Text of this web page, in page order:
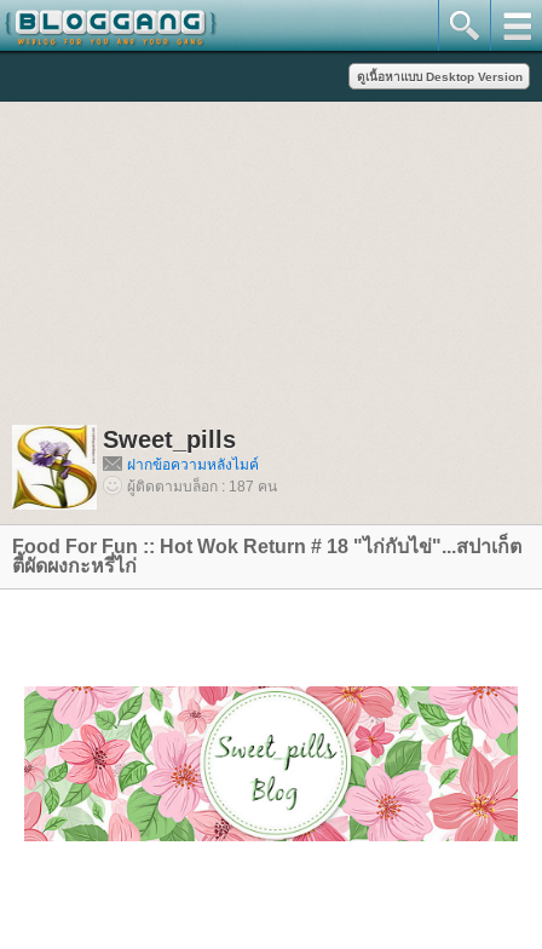
Sweet_pills
ฝากข้อความหลังไมค์
ผู้ติดตามบล็อก : 187 คน
Food For Fun :: Hot Wok Return # 18 "ไก่กับไข่"...สปาเก็ต
ตี้ผัดผงกะหรี่ไก่